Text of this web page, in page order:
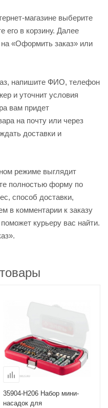
магазине выберите
его в корзину. Далее
«Оформить заказ» или
напишите ФИО, телефон
и уточнит условия
вам придет
на почту или через
доставки и
режиме выглядит
полностью форму по
способ доставки,
в комментарии к заказу
курьеру вас найти.
35904-H206 Набор мини-
насадок для